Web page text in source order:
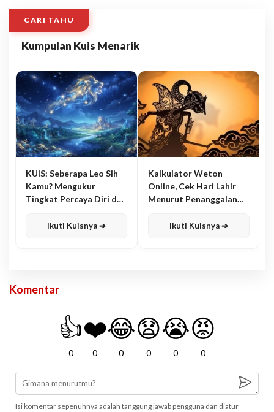
CARI TAHU
Kumpulan Kuis Menarik
KUIS: Seberapa Leo Sih
Kamu? Mengukur
Tingkat Percaya Diri dan
Ikuti Kuisnya ➔
Kalkulator Weton
Online, Cek Hari Lahir
Menurut Penanggalan
Ikuti Kuisnya ➔
Komentar
👍
0
❤️
0
😂
0
😧
0
😭
0
😡
0
Isi komentar sepenuhnya adalah tanggung jawab pengguna dan diatur